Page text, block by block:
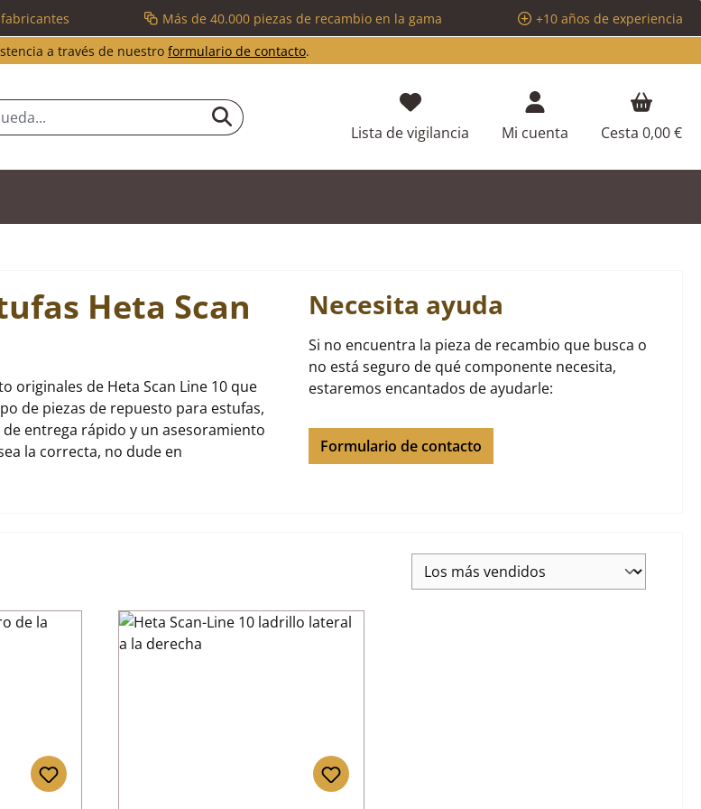
Más de 40.000 piezas de recambio en la gama
+10 años de experiencia
a través de nuestro formulario de contacto.
Lista de vigilancia Tienes 0 artículos en tu lista de
Mi cuenta Cesta 0,00 €
Heta Scan
originales de Heta Scan Line 10 que
de piezas de repuesto para estufas,
entrega rápido y un asesoramiento
la correcta, no dude en
Necesita ayuda
Si no encuentra la pieza de recambio que busca o
no está seguro de qué componente necesita,
estaremos encantados de ayudarle:
Formulario de contacto